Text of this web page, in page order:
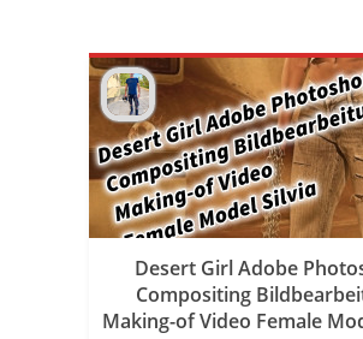
Desert Girl Adobe
Compositing
Making-of Video Female